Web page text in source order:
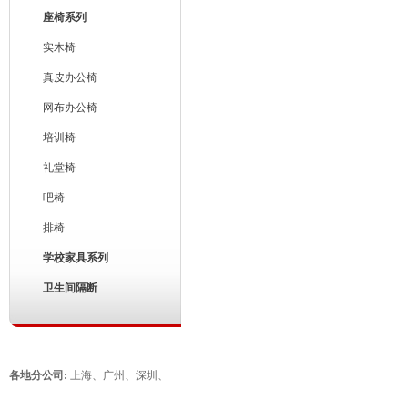
座椅系列
实木椅
真皮办公椅
网布办公椅
培训椅
礼堂椅
吧椅
排椅
学校家具系列
卫生间隔断
各地分公司: 上海、 广州 、 深圳 、